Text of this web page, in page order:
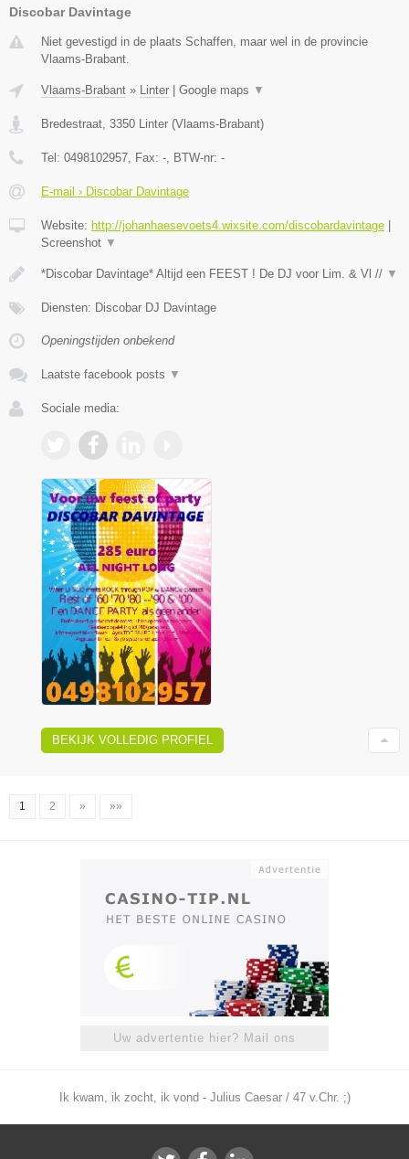
Discobar Davintage
Niet gevestigd in de plaats Schaffen, maar wel in de provincie
Vlaams-Brabant.
Vlaams-Brabant » Linter Google maps ▼
Bredestraat 3350 Linter (Vlaams-Brabant)
Tel: 0498102957 , Fax: - , BTW-nr: -
E-mail › Discobar Davintage
Website: http://johanhaesevoets4.wixsite.com/discobardavintage
Screenshot ▼
*Discobar Davintage* Altijd een FEEST ! De DJ voor Lim. & Vl // ▼
Diensten: Discobar DJ Davintage
Openingstijden onbekend
Laatste facebook posts ▼
Sociale media:
BEKIJK VOLLEDIG PROFIEL
1 2 » »»
Uw advertentie hier? Mail ons
Ik kwam, ik zocht, ik vond - Julius Caesar / 47 v.Chr. ;)